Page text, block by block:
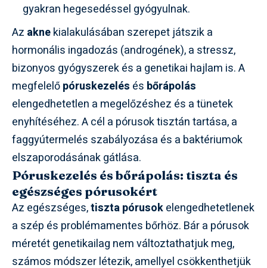
gyakran hegesedéssel gyógyulnak.
Az aknekialakulásában szerepet játszik a
hormonális ingadozás (androgének), a stressz,
bizonyos gyógyszerek és a genetikai hajlam is. A
megfelelőpóruskezelés és bőrápolás
elengedhetetlen a megelőzéshez és a tünetek
enyhítéséhez. A cél a pórusok tisztán tartása, a
faggyútermelés szabályozása és a baktériumok
elszaporodásának gátlása.
Póruskezelés és bőrápolás: tiszta és
egészséges pórusokért
Az egészséges,tiszta pórusokelengedhetetlenek
a szép és problémamentes bőrhöz. Bár a pórusok
méretét genetikailag nem változtathatjuk meg,
számos módszer létezik, amellyel csökkenthetjük